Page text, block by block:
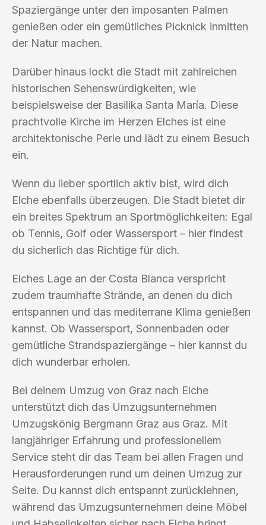
Spaziergänge unter den imposanten Palmen
genießen oder ein gemütliches Picknick inmitten
der Natur machen.
Darüber hinaus lockt die Stadt mit zahlreichen
historischen Sehenswürdigkeiten, wie
beispielsweise der Basilika Santa María. Diese
prachtvolle Kirche im Herzen Elches ist eine
architektonische Perle und lädt zu einem Besuch
ein.
Wenn du lieber sportlich aktiv bist, wird dich
Elche ebenfalls überzeugen. Die Stadt bietet dir
ein breites Spektrum an Sportmöglichkeiten: Egal
ob Tennis, Golf oder Wassersport – hier findest
du sicherlich das Richtige für dich.
Elches Lage an der Costa Blanca verspricht
zudem traumhafte Strände, an denen du dich
entspannen und das mediterrane Klima genießen
kannst. Ob Wassersport, Sonnenbaden oder
gemütliche Strandspaziergänge – hier kannst du
dich wunderbar erholen.
Bei deinem Umzug von Graz nach Elche
unterstützt dich das Umzugsunternehmen
Umzugskönig Bergmann Graz aus Graz. Mit
langjähriger Erfahrung und professionellem
Service steht dir das Team bei allen Fragen und
Herausforderungen rund um deinen Umzug zur
Seite. Du kannst dich entspannt zurücklehnen,
während das Umzugsunternehmen deine Möbel